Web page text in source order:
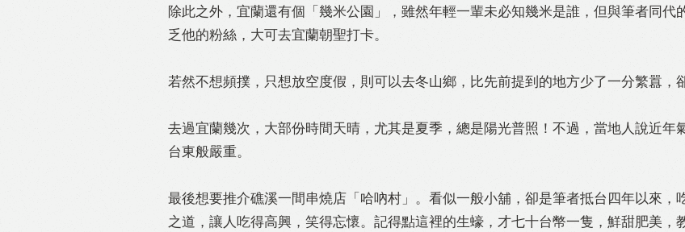
除此之外，宜蘭還有個「幾米公園」，雖然年輕一輩未必知幾米是誰，但與筆者同
乏他的粉絲，大可去宜蘭朝聖打卡。
若然不想頻撲，只想放空度假，則可以去冬山鄉，比先前提到的地方少了一分繁囂，
去過宜蘭幾次，大部份時間天晴，尤其是夏季，總是陽光普照！不過，當地人說近年
台東般嚴重。
最後想要推介礁溪一間串燒店「哈吶村」。看似一般小舖，卻是筆者抵台四年以來
之道，讓人吃得高興，笑得忘懷。記得點這裡的生蠔，才七十台幣一隻，鮮甜肥美